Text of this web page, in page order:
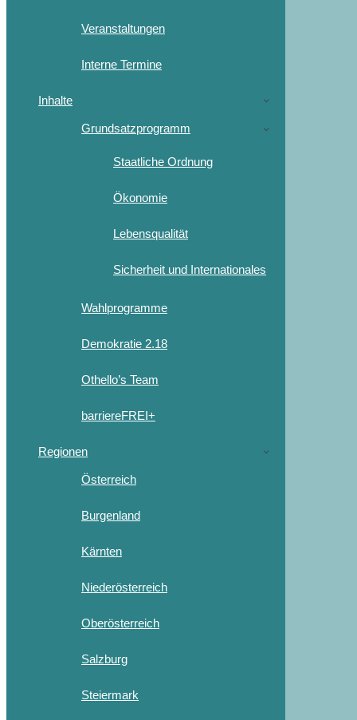
Veranstaltungen
Interne Termine
Inhalte
Grundsatzprogramm
Staatliche Ordnung
Ökonomie
Lebensqualität
Sicherheit und Internationales
Wahlprogramme
Demokratie 2.18
Othello’s Team
barriereFREI+
Regionen
Österreich
Burgenland
Kärnten
Niederösterreich
Oberösterreich
Salzburg
Steiermark